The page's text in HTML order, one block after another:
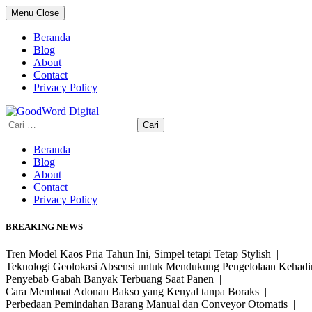
Skip
to
content
Menu Close
Beranda
Blog
About
Contact
Privacy Policy
Cari
untuk:
Beranda
Blog
About
Contact
Privacy Policy
BREAKING NEWS
Tren Model Kaos Pria Tahun Ini, Simpel tetapi Tetap Stylish |
Teknologi Geolokasi Absensi untuk Mendukung Pengelolaan
Penyebab Gabah Banyak Terbuang Saat Panen |
Cara Membuat Adonan Bakso yang Kenyal tanpa Boraks |
Perbedaan Pemindahan Barang Manual dan Conveyor Otomatis |